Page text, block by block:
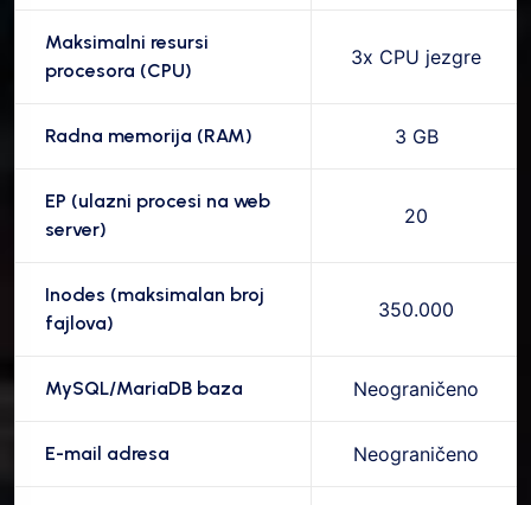
Maksimalni resursi
procesora (CPU)
3x CPU jezgre
Radna memorija (RAM) 3 GB
EP (ulazni procesi na web
server)
20
Inodes (maksimalan broj
fajlova)
350.000
MySQL/MariaDB baza Neograničeno
E-mail adresa Neograničeno